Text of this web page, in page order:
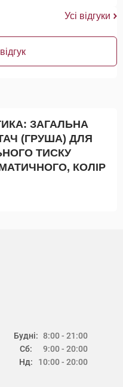
Усі відгуки
ЗАГАЛЬНА
(ГРУША) ДЛЯ
ТИСКУ
КОЛІР
Будні:
Сб:
Нд:
8:00 - 21:00
9:00 - 20:00
10:00 - 20:00